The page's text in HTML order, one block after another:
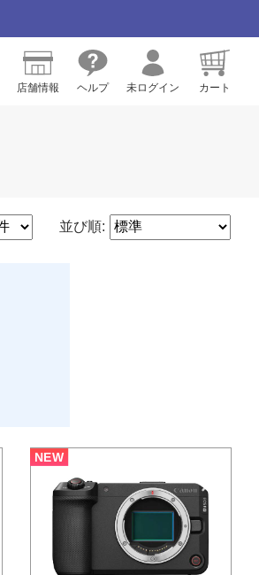
店舗情報 ヘルプ 未ログイン カート
並び順:
NEW